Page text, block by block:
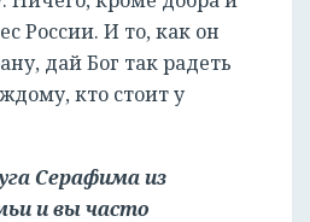
России. И то, как он
дай Бог так радеть
кто стоит у
Серафима из
и вы часто